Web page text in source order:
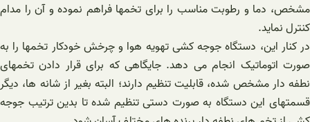
مشخص، دما و رطوبت مناسب را برای تخمها فراهم نموده و آن را مدام
کنترل نماید.
در کنار این، دستگاه جوجه کشی تهویه هوا و چرخش خودکار تخمها را به
صورت اتوماتیک انجام می دهد. جایگاهی که برای قرار دادن تخمهای
نطفه دار مشخص شده، قابلیت تنظیم دارند؛ البته بغیر از شانه ها، دیگر
قسمتهای این دستگاه به صورت دستی تنظیم شده تا بدین ترتیب جوجه